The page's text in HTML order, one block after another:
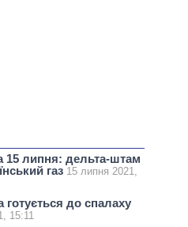
15 липня: дельта-штам
газ 15 липня 2021,
до спалаху
15:11